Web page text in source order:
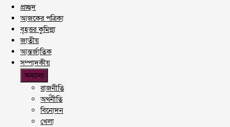
প্রচ্ছদ
আজকের পত্রিকা
বৃহত্তর কুমিল্লা
জাতীয়
আন্তর্জাতিক
সম্পাদকীয়
অন্যান্য
রাজনীতি
অর্থনীতি
বিনোদন
খেলা